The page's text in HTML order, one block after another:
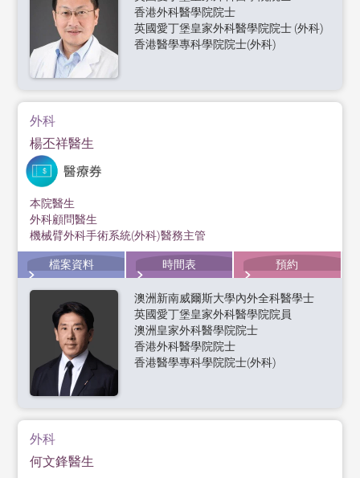
香港外科醫學院院士
英國愛丁堡皇家外科醫學院院士 (外科)
香港醫學專科學院院士(外科)
外科
楊丕祥醫生
本院醫生
外科顧問醫生
機械臂外科手術系統(外科)醫務主管
檔案資料 時間表 預約
澳洲新南威爾斯大學內外全科醫學士
英國愛丁堡皇家外科醫學院院員
澳洲皇家外科醫學院院士
香港外科醫學院院士
香港醫學專科學院院士(外科)
外科
何文鋒醫生